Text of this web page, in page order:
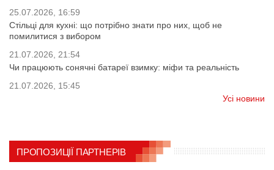
25.07.2026, 16:59
Стільці для кухні: що потрібно знати про них, щоб не
помилитися з вибором
21.07.2026, 21:54
Чи працюють сонячні батареї взимку: міфи та реальність
21.07.2026, 15:45
Усі новини
ПРОПОЗИЦІЇ ПАРТНЕРІВ